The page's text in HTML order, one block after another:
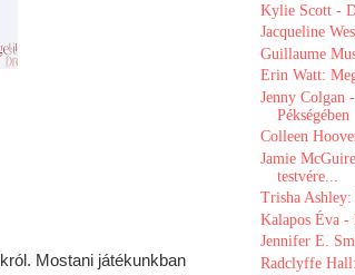
Mostani játékunkban
Kylie Scott -
Jacqueline
Guillaume
Erin Watt:
Jenny Colgan
Pékségében
Colleen
Jamie
testvére...
Trisha Ashley:
Kalapos Éva -
Jennifer E.
Radclyffe